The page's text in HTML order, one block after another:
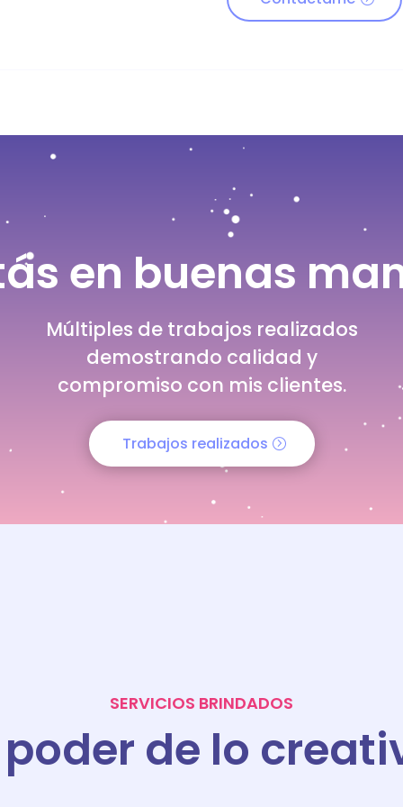
en buenas
Múltiples de trabajos realizados
demostrando calidad y
compromiso con mis clientes.
Trabajos realizados
SERVICIOS BRINDADOS
poder de lo